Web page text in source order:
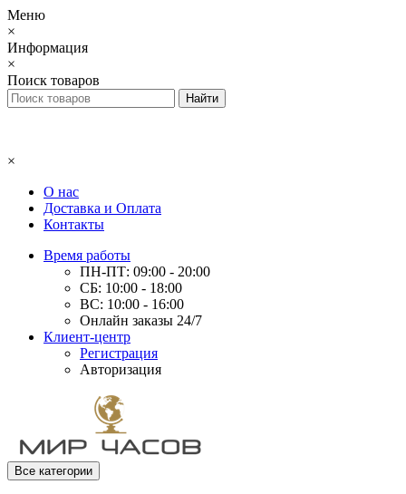
Меню
×
Информация
×
Поиск товаров
×
О нас
Доставка и Оплата
Контакты
Время работы
ПН-ПТ: 09:00 - 20:00
СБ: 10:00 - 18:00
ВС: 10:00 - 16:00
Онлайн заказы 24/7
Клиент-центр
Регистрация
Авторизация
Все категории